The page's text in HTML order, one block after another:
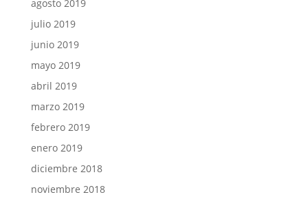
agosto 2019
julio 2019
junio 2019
mayo 2019
abril 2019
marzo 2019
febrero 2019
enero 2019
diciembre 2018
noviembre 2018